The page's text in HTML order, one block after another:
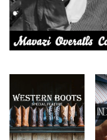
Collonil
CONVERSE
Crescent Down Works
ケア用品
本、写真集
2026.6.14